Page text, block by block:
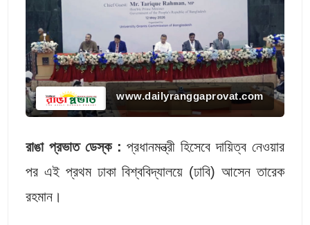
www.dailyranggaprovat.com
রাঙা প্রভাত ডেস্ক :প্রধানমন্ত্রী হিসেবে দায়িত্ব নেওয়ার
পর এই প্রথম ঢাকা বিশ্ববিদ্যালয়ে (ঢাবি) আসেন তারেক
রহমান।